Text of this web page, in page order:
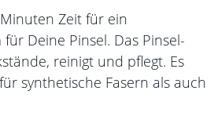
Zeit für ein
Deine Pinsel. Das Pinsel-
reinigt und pflegt. Es
synthetische Fasern als auch